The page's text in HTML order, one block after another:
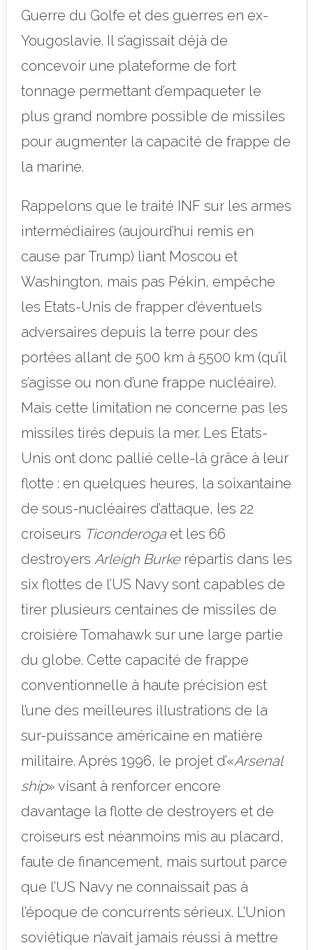
Guerre du Golfe et des guerres en ex-
Yougoslavie. Il s’agissait déjà de
concevoir une plateforme de fort
tonnage permettant d’empaqueter le
plus grand nombre possible de missiles
pour augmenter la capacité de frappe de
la marine.
Rappelons que le traité INF sur les armes
intermédiaires (aujourd’hui remis en
cause par Trump) liant Moscou et
Washington, mais pas Pékin, empêche
les Etats-Unis de frapper d’éventuels
adversaires depuis la terre pour des
portées allant de 500 km à 5500 km (qu’il
s’agisse ou non d’une frappe nucléaire).
Mais cette limitation ne concerne pas les
missiles tirés depuis la mer. Les Etats-
Unis ont donc pallié celle-là grâce à leur
flotte : en quelques heures, la soixantaine
de sous-nucléaires d’attaque, les 22
croiseurs Ticonderoga et les 66
destroyers Arleigh Burkerépartis dans les
six flottes de l’US Navy sont capables de
tirer plusieurs centaines de missiles de
croisière Tomahawk sur une large partie
du globe. Cette capacité de frappe
conventionnelle à haute précision est
l’une des meilleures illustrations de la
sur-puissance américaine en matière
militaire. Après 1996, le projet d’«Arsenal
ship» visant à renforcer encore
davantage la flotte de destroyers et de
croiseurs est néanmoins mis au placard,
faute de financement, mais surtout parce
que l’US Navy ne connaissait pas à
l’époque de concurrents sérieux. L’Union
soviétique n’avait jamais réussi à mettre